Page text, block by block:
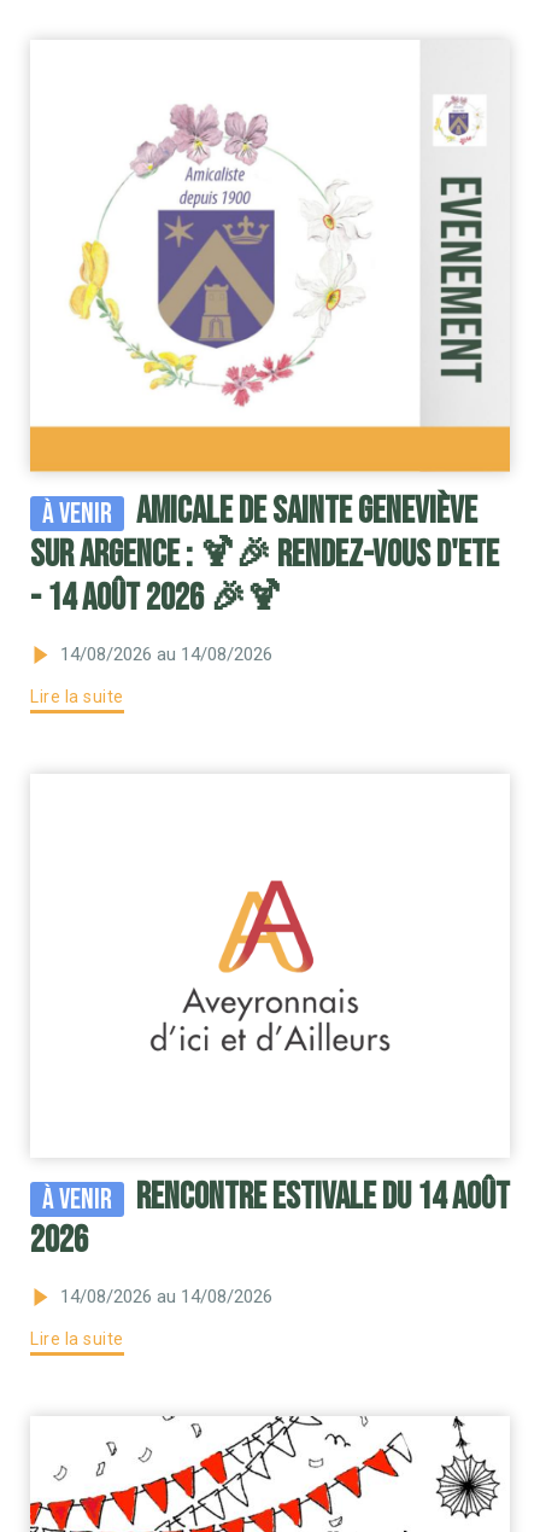
À venir
Amicale de Sainte Geneviève
sur Argence : 🍹🎉 RENDEZ-VOUS D'ETE
- 14 AOÛT 2026 🎉🍹
14/08/2026 au 14/08/2026
Lire la suite
À venir
RENCONTRE ESTIVALE DU 14 AOÛT
2026
14/08/2026 au 14/08/2026
Lire la suite